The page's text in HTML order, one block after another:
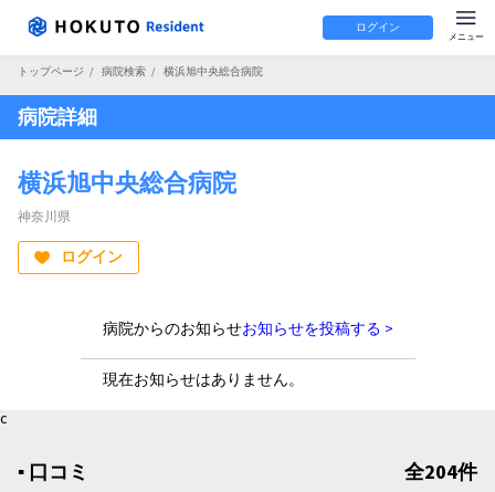
ログイン
トップページ / 病院検索 / 横浜旭中央総合病院
病院詳細
横浜旭中央総合病院
神奈川県
ログイン
病院からのお知らせお知らせを投稿する >
現在お知らせはありません。
c
▪︎ 口コミ 全204件